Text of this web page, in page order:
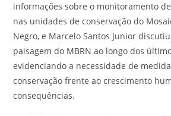
informações sobre o monitoramento
nas unidades de conservação do
Negro, e Marcelo Santos Junior
paisagem do MBRN ao longo dos
evidenciando a necessidade de
conservação frente ao crescimento
consequências.